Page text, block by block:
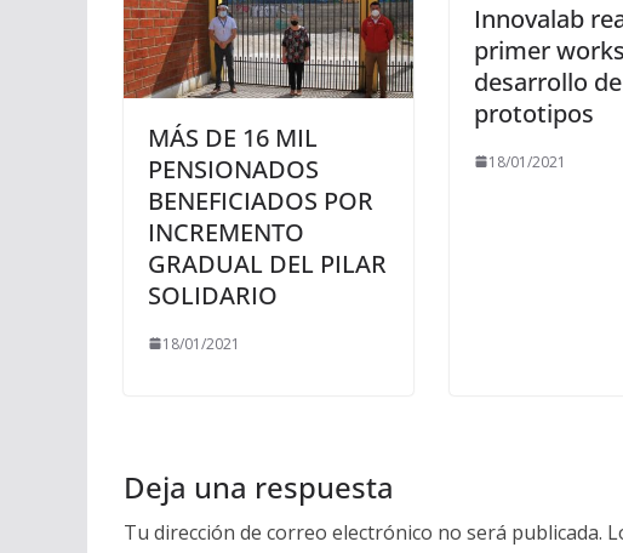
MÁS DE 16 MIL
PENSIONADOS
BENEFICIADOS POR
INCREMENTO
GRADUAL DEL PILAR
SOLIDARIO
18/01/2021
Innovalab
primer
desarrollo de
prototipos
18/01/2021
Deja una respuesta
Tu dirección de correo electrónico no será publicada.